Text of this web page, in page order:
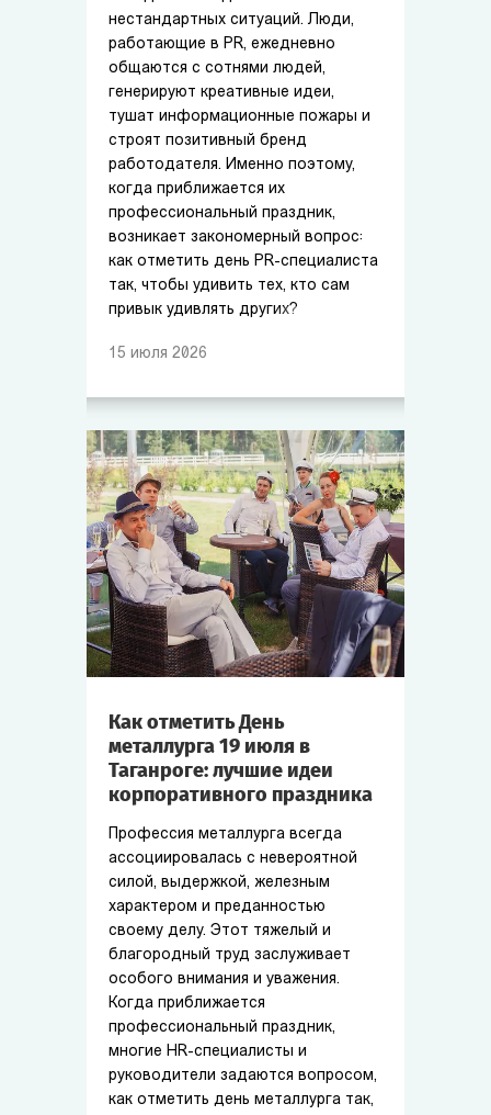
нестандартных ситуаций. Люди,
работающие в PR, ежедневно
общаются с сотнями людей,
генерируют креативные идеи,
тушат информационные пожары и
строят позитивный бренд
работодателя. Именно поэтому,
когда приближается их
профессиональный праздник,
возникает закономерный вопрос:
как отметить день PR-специалиста
так, чтобы удивить тех, кто сам
привык удивлять других?
15 июля 2026
Как отметить День
металлурга 19 июля в
Таганроге: лучшие идеи
корпоративного праздника
Профессия металлурга всегда
ассоциировалась с невероятной
силой, выдержкой, железным
характером и преданностью
своему делу. Этот тяжелый и
благородный труд заслуживает
особого внимания и уважения.
Когда приближается
профессиональный праздник,
многие HR-специалисты и
руководители задаются вопросом,
как отметить день металлурга так,